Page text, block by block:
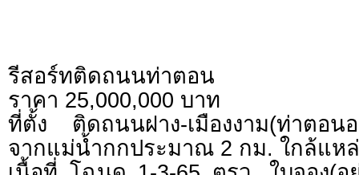
รีสอร์ทติดถนนท่าตอน
ราคา 25,000,000 บาท
ที่ตั้ง ติดถนนฝาง-เมืองงาม(ท่าตอน
จากแม่น้ำกกประมาณ 2 กม. ใกล้แหล่